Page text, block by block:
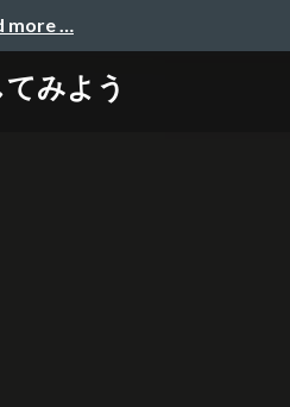
more …
みよう